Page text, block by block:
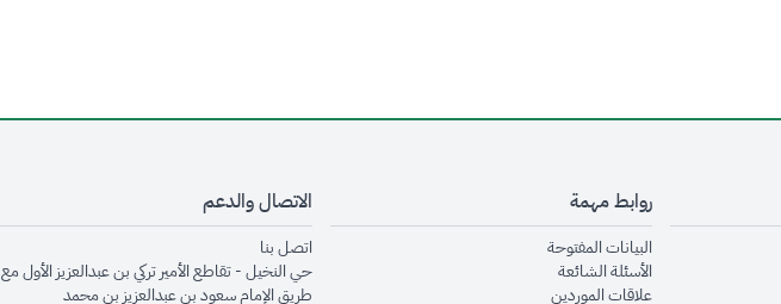
روابط مهمة
البيانات المفتوحةopens in new window
الأسئلة الشائعةopens in new window
علاقات الموردينopens in new window
الاتصال والدعم
اتصل بنا
حي النخيل - تقاطع الأمير تركي بن عبدالعزيز الأول مع
طريق الإمام سعود بن عبدالعزيز بن محمد